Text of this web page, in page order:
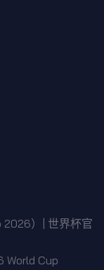
2026）| 世界杯官
World Cup